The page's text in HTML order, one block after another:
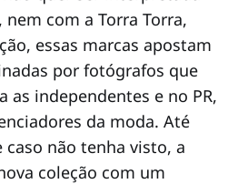
nem com a Torra Torra,
essas marcas apostam
por fotógrafos que
as independentes e no PR,
da moda. Até
não tenha visto, a
coleção com um